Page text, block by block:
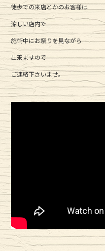
b
o
o
k
r
徒歩での来店とかのお客様は
涼しい店内で
施術中にお祭りを見ながら
出来ますので
ご連絡下さいませ。